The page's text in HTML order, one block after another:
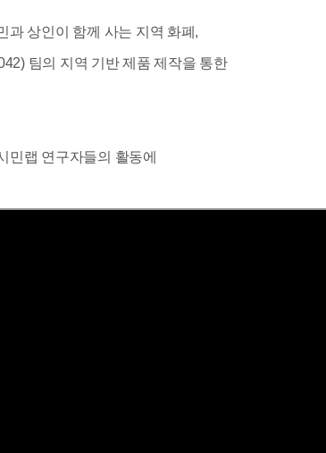
과 상인이 함께 사는 지역 화폐,
팀의 지역 기반 제품 제작을 통한
민랩 연구자들의 활동에